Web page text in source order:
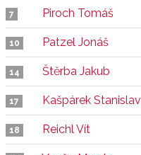
7 Piroch Tomáš
10 Patzel Jonáš
14 Štěrba Jakub
17 Kašpárek Stanislav
18 Reichl Vít